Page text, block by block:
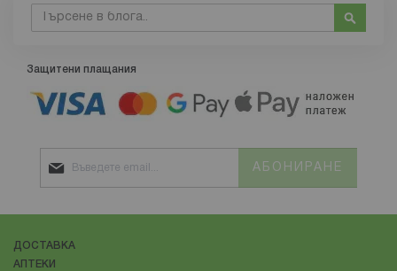
Търсене
Защитени плащания
АБОНИРАНЕ
ДОСТАВКА
АПТЕКИ